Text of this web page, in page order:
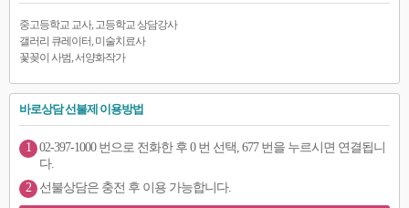
중고등학교 교사, 고등학교 상담강사
갤러리 큐레이터, 미술치료사
꽃꽂이 사범, 서양화작가
바로상담 선불제 이용방법
1
02-397-1000 번으로 전화한 후 0 번 선택, 677 번을 누르시면 연결됩니
다.
2
선불상담은 충전 후 이용 가능합니다.